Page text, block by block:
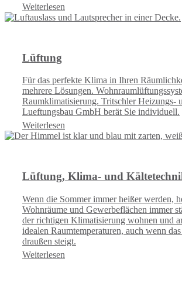
Weiterlesen
Lüftung
Für das perfekte Klima in Ihren
mehrere Lösungen.
Raumklimatisierung. Tritschler Heizungs-
Lueftungsbau GmbH berät Sie individuell.
Weiterlesen
Lüftung, Klima- und
Wenn die Sommer immer heißer werden,
Wohnräume und Gewerbeflächen immer
der richtigen Klimatisierung wohnen und
idealen Raumtemperaturen, auch wenn
draußen steigt.
Weiterlesen